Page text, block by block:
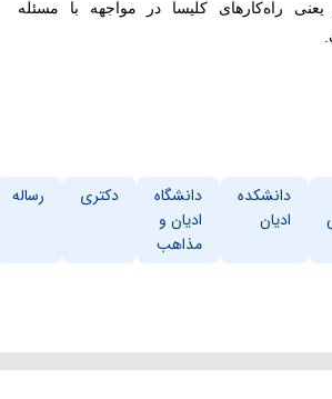
راه‌کارهای کلیسا در مواجهه با مسئله
دانشکده
ادیان
دانشگاه
ادیان و
مذاهب
دکتری رساله